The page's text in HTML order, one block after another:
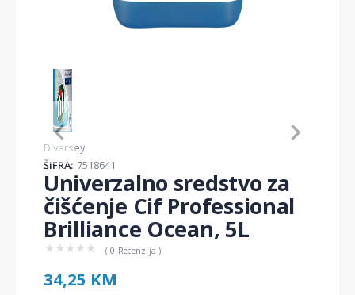
Item
1
of
1
Diversey
ŠIFRA: 7518641
Univerzalno sredstvo za
čišćenje Cif Professional
Brilliance Ocean, 5L
★ ★ ★ ★ ★ ( 0 Recenzija )
34,25 KM